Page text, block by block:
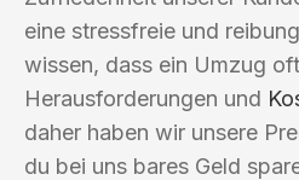
eine stressfreie und
wissen, dass ein Umzug
Herausforderungen und
daher haben wir unsere
du bei uns bares Geld